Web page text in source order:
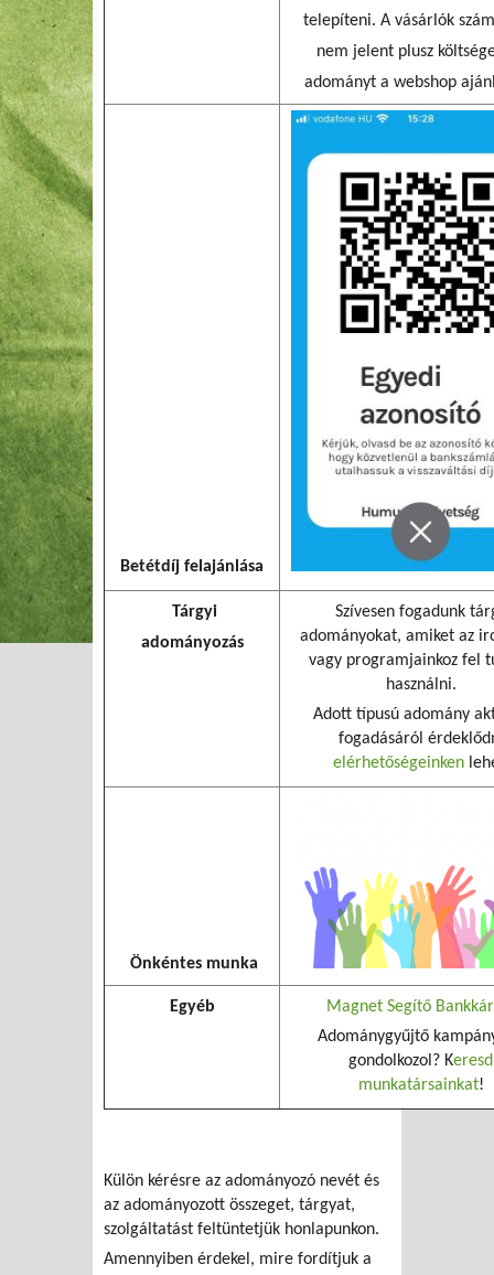
telepíteni. A vásárlók
nem jelent plusz
adományt a webshop
Betétdíj felajánlása
Tárgyi
adományozás
Szívesen fogadunk
adományokat, amiket az
vagy programjainkoz fel
használni.
Adott típusú adomány
fogadásáról
elérhetőségeinken
Önkéntes munka
Egyéb
Magnet Segítő
Adománygyűjtő
gondolkozol? Keresd
munkatársainkat!
Külön kérésre az adományozó nevét és
az adományozott összeget, tárgyat,
szolgáltatást feltüntetjük honlapunkon.
Amennyiben érdekel, mire fordítjuk a